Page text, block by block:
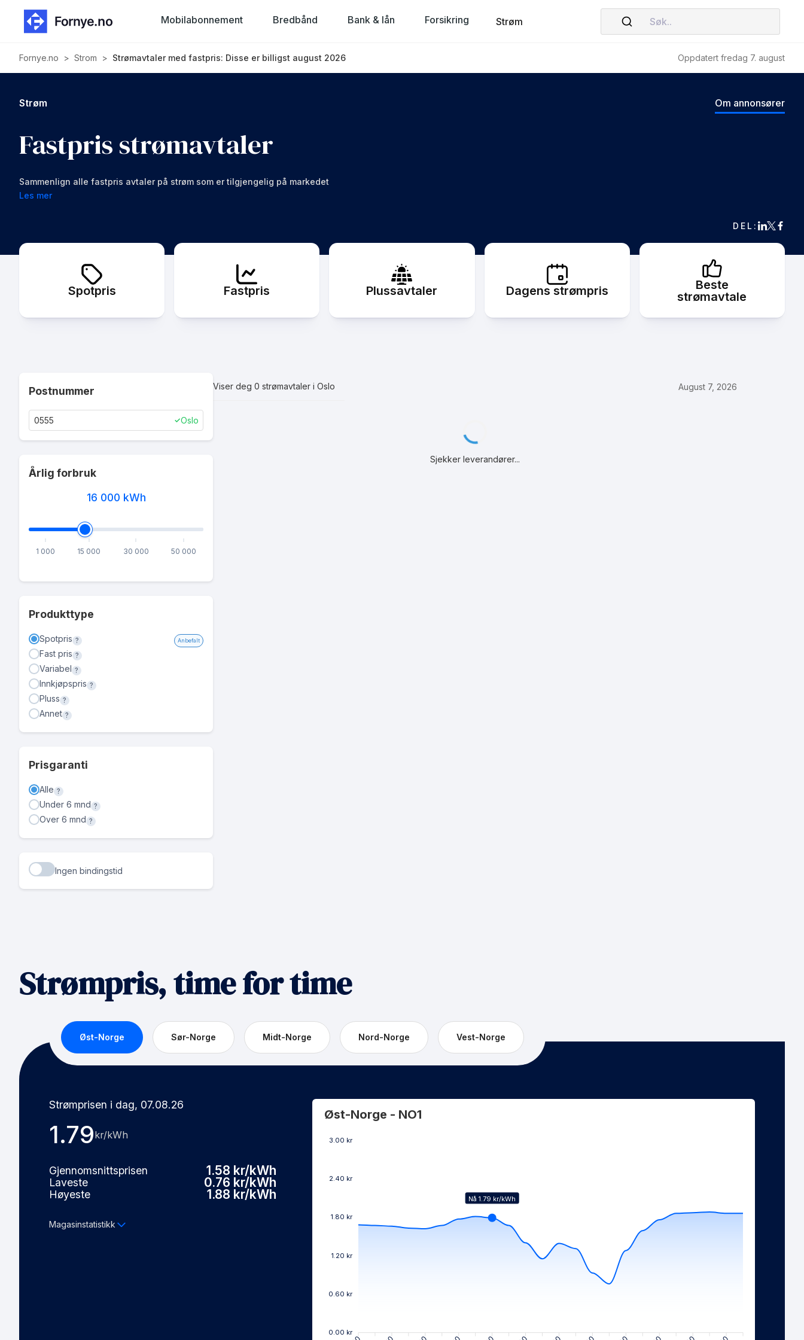
Mobilabonnement Bredbånd Bank & lån Forsikring Strøm Søk..
Fornye.no > Strom > Strømavtaler med fastpris: Disse er billigst august 2026 Oppdatert fredag 7. august
Strøm Om annonsører
Fastpris strømavtaler
Sammenlign alle fastpris avtaler på strøm som er tilgjengelig på markedet
Les mer
DEL:
Spotpris Fastpris Plussavtaler Dagens strømpris
Beste
strømavtale
Postnummer
✓Oslo
Årlig forbruk
16 000 kWh
1 000 15 000 30 000 50 000
Produkttype
Spotpris ? Anbefalt
Fast pris ?
Variabel ?
Innkjøpspris ?
Pluss ?
Annet ?
Prisgaranti
Alle ?
Under 6 mnd ?
Over 6 mnd ?
Ingen bindingstid
Viser deg 0 strømavtaler i Oslo August 7, 2026
Henter strømavtaler...
Strømpris, time for time
Øst-Norge Sør-Norge Midt-Norge Nord-Norge Vest-Norge
Strømprisen i dag, 07.08.26
1.79kr/kWh
Gjennomsnittsprisen 1.58 kr/kWh
Laveste 0.76 kr/kWh
Høyeste 1.88 kr/kWh
Magasinstatistikk
Øst-Norge - NO1
3.00 kr
2.40 kr
1.80 kr
1.20 kr
0.60 kr
0.00 kr
Nå 1.79 kr/kWh